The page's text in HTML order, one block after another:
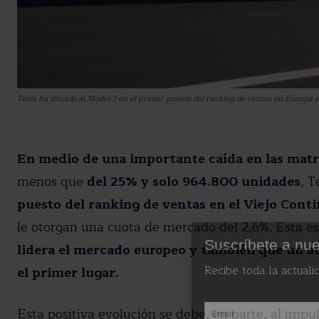
Tesla ha situado al Model 3 en el primer puesto del ranking de ventas en
En medio de una importante caída en las
menos que del 25% y solo 964.800 unidades,
puesto del ranking de ventas en el Viejo
le otorgan una cuota de mercado del 2,6%. Esta
lidera el mercado europeo y también que un
el primer lugar.
Esta positiva evolución se debe, en parte, al
Suscríbete a
Recibe toda la